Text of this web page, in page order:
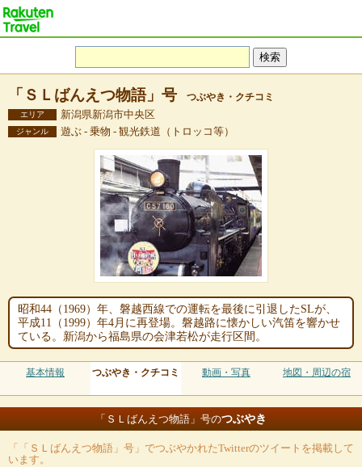
「ＳＬばんえつ物語」号 つぶやき・クチコミ
エリア 新潟県新潟市中央区
ジャンル 遊ぶ - 乗物 - 観光鉄道（トロッコ等）
昭和44（1969）年、磐越西線での運転を最後に引退したSLが、
平成11（1999）年4月に再登場。磐越路に懐かしい汽笛を響かせ
ている。新潟から福島県の会津若松が走行区間。
基本情報 つぶやき・クチコミ 動画・写真 地図・周辺の宿
「ＳＬばんえつ物語」号のつぶやき
「「ＳＬばんえつ物語」号」でつぶやかれたTwitterのツイートを掲載して
います。